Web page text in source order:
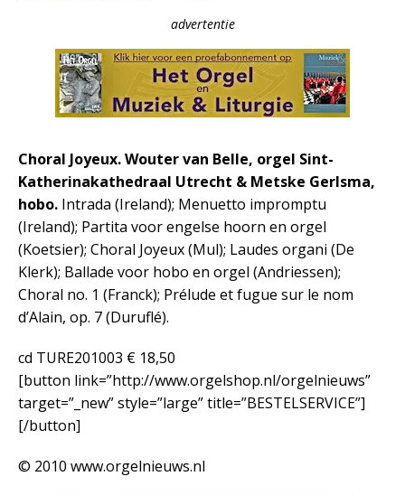
advertentie
Choral Joyeux. Wouter van Belle, orgel Sint-
Katherinakathedraal Utrecht & Metske Gerlsma,
hobo. Intrada (Ireland); Menuetto impromptu
(Ireland); Partita voor engelse hoorn en orgel
(Koetsier); Choral Joyeux (Mul); Laudes organi (De
Klerk); Ballade voor hobo en orgel (Andriessen);
Choral no. 1 (Franck); Prélude et fugue sur le nom
d’Alain, op. 7 (Duruflé).
cd TURE201003 € 18,50
[button link=”http://www.orgelshop.nl/orgelnieuws”
target=”_new” style=”large” title=”BESTELSERVICE”]
[/button]
© 2010 www.orgelnieuws.nl